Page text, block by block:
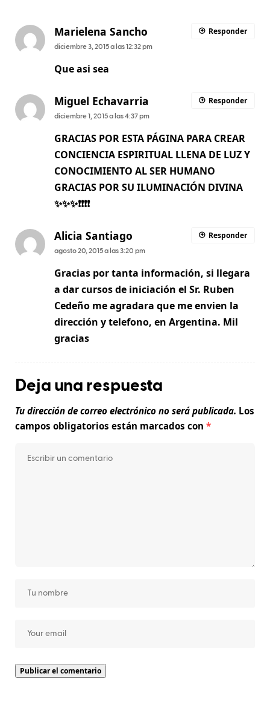
Marielena Sancho
diciembre 3, 2015 a las 12:32 pm
Que asi sea
Responder
Miguel Echavarria
diciembre 1, 2015 a las 4:37 pm
GRACIAS POR ESTA PÁGINA PARA CREAR
CONCIENCIA ESPIRITUAL LLENA DE LUZ Y
CONOCIMIENTO AL SER HUMANO
GRACIAS POR SU ILUMINACIÓN DIVINA
✨✨✨❗️❗️❗️❗️
Responder
Alicia Santiago
agosto 20, 2015 a las 3:20 pm
Gracias por tanta información, si llegara
a dar cursos de iniciación el Sr. Ruben
Cedeño me agradara que me envien la
dirección y telefono, en Argentina. Mil
gracias
Responder
Deja una respuesta
Tu dirección de correo electrónico no será publicada. Los
campos obligatorios están marcados con *